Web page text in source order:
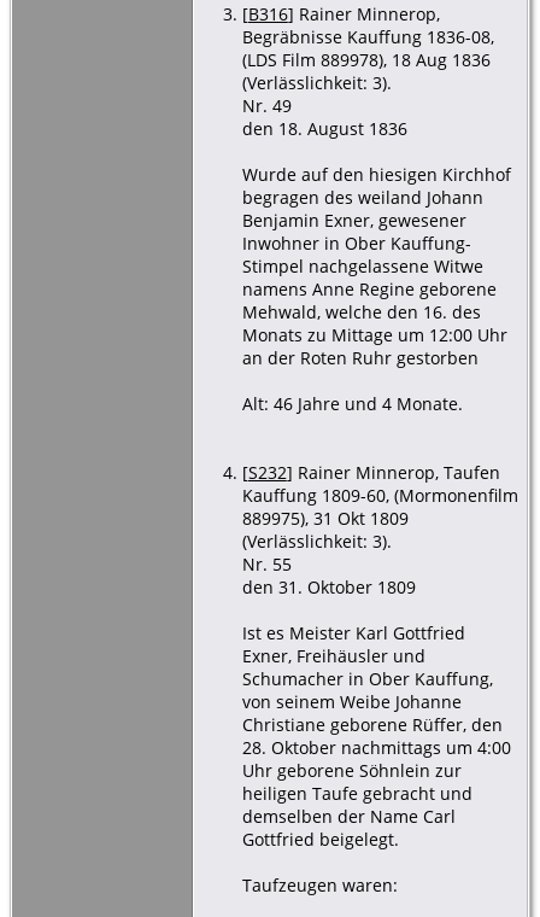
[B316] Rainer Minnerop,
Begräbnisse Kauffung 1836-08,
(LDS Film 889978), 18 Aug 1836
(Verlässlichkeit: 3).
Nr. 49
den 18. August 1836
Wurde auf den hiesigen Kirchhof
begragen des weiland Johann
Benjamin Exner, gewesener
Inwohner in Ober Kauffung-
Stimpel nachgelassene Witwe
namens Anne Regine geborene
Mehwald, welche den 16. des
Monats zu Mittage um 12:00 Uhr
an der Roten Ruhr gestorben
Alt: 46 Jahre und 4 Monate.
[S232] Rainer Minnerop, Taufen
Kauffung 1809-60, (Mormonenfilm
889975), 31 Okt 1809
(Verlässlichkeit: 3).
Nr. 55
den 31. Oktober 1809
Ist es Meister Karl Gottfried
Exner, Freihäusler und
Schumacher in Ober Kauffung,
von seinem Weibe Johanne
Christiane geborene Rüffer, den
28. Oktober nachmittags um 4:00
Uhr geborene Söhnlein zur
heiligen Taufe gebracht und
demselben der Name Carl
Gottfried beigelegt.
Taufzeugen waren: